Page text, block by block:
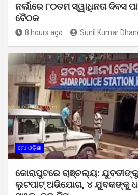
ନର୍ଲାରେ ୮୦ତମ ସ୍ୱାଧିନତା ଦିବସ
ବୈଠକ
8 hours ago Sunil Kumar
ମୋ ଓଡ଼ିଶା
କୋରାପୁଟରେ ଚାଞ୍ଚଲ୍ୟ: ଯୁବତୀଙ୍କୁ
ଲୁଟପାଟ୍ ଅଭିଯୋଗ, ୪ ଯୁବକଙ୍କୁ